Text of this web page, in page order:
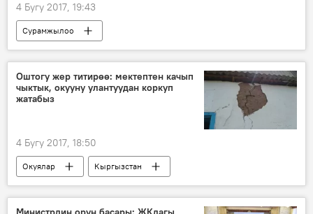
4 Бугу 2017, 19:43
Сурамжылоо
Оштогу жер титирөө: мектептен качып
чыктык, окууну улантуудан коркуп
жатабыз
4 Бугу 2017, 18:50
Окуялар
Кыргызстан
Жаңылыктар
Чоң-Алай
мектеп
жер титирөө